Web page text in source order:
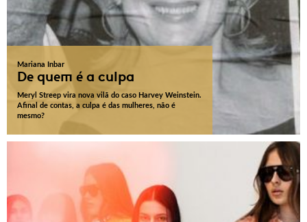
Mariana Inbar
De quem é a culpa
Meryl Streep vira nova vilã do caso Harvey Weinstein.
Afinal de contas, a culpa é das mulheres, não é
mesmo?